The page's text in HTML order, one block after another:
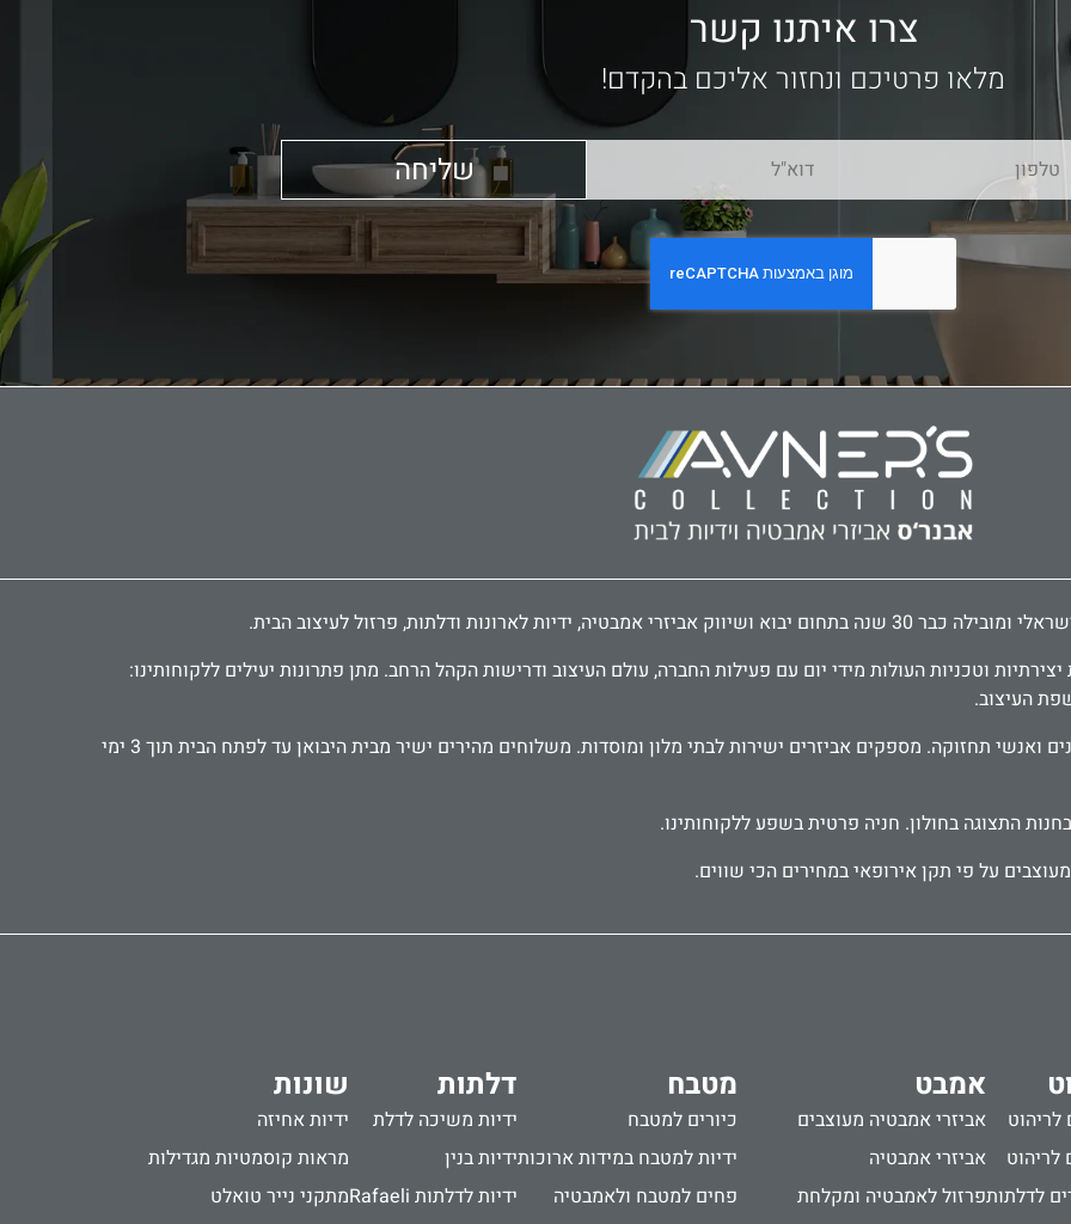
צרו איתנו קשר
מלאו פרטיכם ונחזור אליכם בהקדם!
שליחה
לארונות ודלתות, פרזול לעיצוב הבית.
וטכניות העולות מידי יום עם פעילות החברה, עולם העיצוב ודרישות הקהל הרחב. מתן פתרונות יעילים ללקוחותינו:
העיצוב.
אנו עובדים עם קהל פרטי ועסקי, אדריכלים ומעצבים, קבלנים ואנשי תחזוקה. מספקים אביזרים ישירות לבתי מלון ומוסדות. משלוחים מהירים ישיר מבית היבואן עד לפתח הבית תוך 3 ימי
התצוגה בחולון. חניה פרטית בשפע ללקוחותינו.
על פי תקן אירופאי במחירים הכי שווים.
לריהוט
לריהוט
לדלתות
אמבט
אביזרי אמבטיה מעוצבים
אביזרי אמבטיה
פרזול לאמבטיה ומקלחת
מטבח
כיורים למטבח
ידיות למטבח במידות ארוכות
פחים למטבח ולאמבטיה
דלתות
ידיות משיכה לדלת
ידיות בנין
ידיות לדלתות Rafaeli
שונות
ידיות אחיזה
מראות קוסמטיות מגדילות
מתקני נייר טואלט